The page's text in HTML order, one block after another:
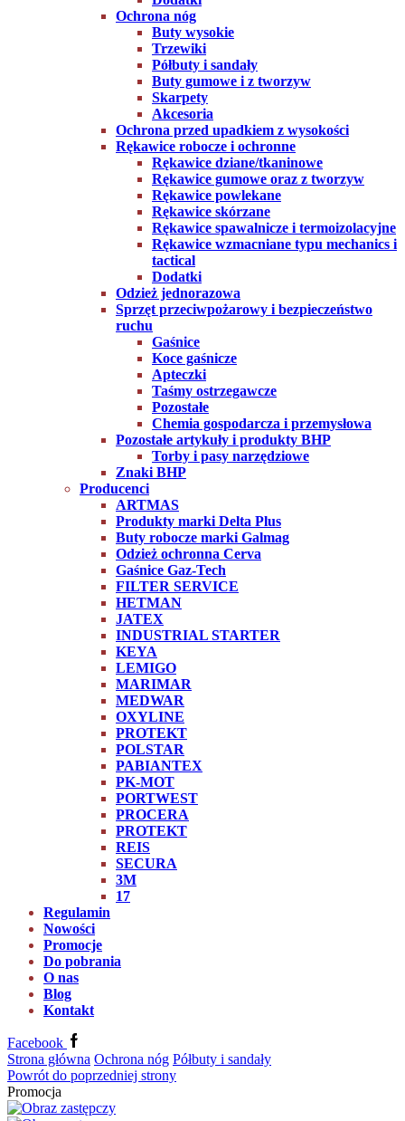
Ochrona nóg
Buty wysokie
Trzewiki
Półbuty i sandały
Buty gumowe i z tworzyw
Skarpety
Akcesoria
Ochrona przed upadkiem z wysokości
Rękawice robocze i ochronne
Rękawice dziane/tkaninowe
Rękawice gumowe oraz z tworzyw
Rękawice powlekane
Rękawice skórzane
Rękawice spawalnicze i termoizolacyjne
Rękawice wzmacniane typu mechanics i
tactical
Dodatki
Odzież jednorazowa
Sprzęt przeciwpożarowy i bezpieczeństwo
ruchu
Gaśnice
Koce gaśnicze
Apteczki
Taśmy ostrzegawcze
Pozostałe
Chemia gospodarcza i przemysłowa
Pozostałe artykuły i produkty BHP
Torby i pasy narzędziowe
Znaki BHP
Producenci
ARTMAS
Produkty marki Delta Plus
Buty robocze marki Galmag
Odzież ochronna Cerva
Gaśnice Gaz-Tech
FILTER SERVICE
HETMAN
JATEX
INDUSTRIAL STARTER
KEYA
LEMIGO
MARIMAR
MEDWAR
OXYLINE
PROTEKT
POLSTAR
PABIANTEX
PK-MOT
PORTWEST
PROCERA
PROTEKT
REIS
SECURA
3M
17
Regulamin
Nowości
Promocje
Do pobrania
O nas
Blog
Kontakt
Facebook
Strona główna Ochrona nóg Półbuty i sandały
Powrót do poprzedniej strony
Promocja